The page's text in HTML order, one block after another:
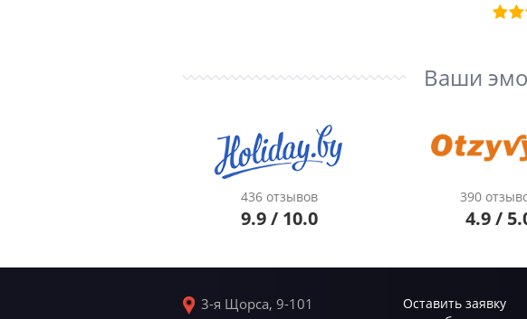
Ваши
436 отзывов
9.9 / 10.0
390
4.9 /
3-я Щорса, 9-101
Оставить заявку